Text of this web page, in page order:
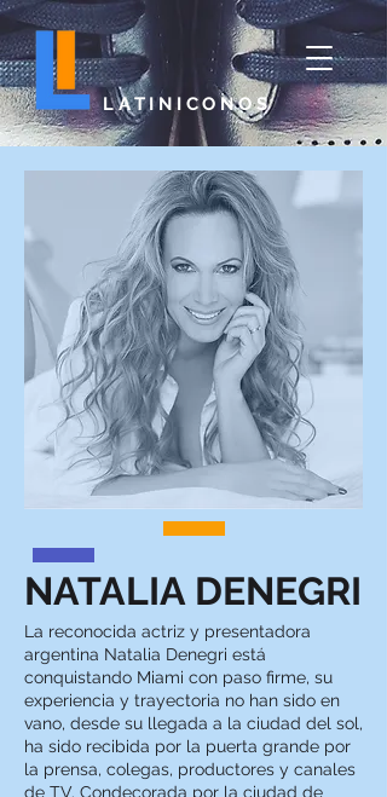
LATINICONOS
NATALIA DENEGRI
La reconocida actriz y presentadora
argentina Natalia Denegri está
conquistando Miami con paso firme, su
experiencia y trayectoria no han sido en
vano, desde su llegada a la ciudad del sol,
ha sido recibida por la puerta grande por
la prensa, colegas, productores y canales
de TV. Condecorada por la ciudad de